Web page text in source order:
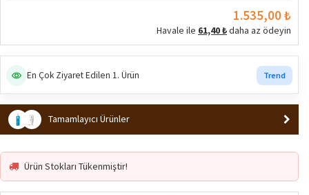
1.535,00 ₺
Havale ile 61,40 ₺daha az ödeyin
En Çok Ziyaret Edilen 1. Ürün Trend
En Çok Satan 5. Ürün Popüler
Tamamlayıcı Ürünler
Ürün Stokları Tükenmiştir!